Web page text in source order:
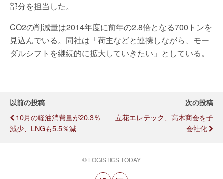
部分を担当した。
CO2の削減量は2014年度に前年の2.8倍となる700トンを
見込んでいる。同社は「荷主などと連携しながら、モー
ダルシフトを継続的に拡大していきたい」としている。
以前の投稿
10月の軽油消費量が20.3％
減少、LNGも5.5％減
次の投稿
立花エレテック、高木商会を子
会社化
© LOGISTICS TODAY